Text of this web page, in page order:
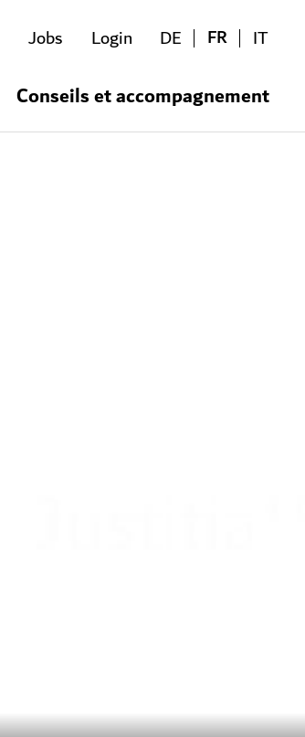
Jobs Login DE FR IT
Conseils et accompagnement